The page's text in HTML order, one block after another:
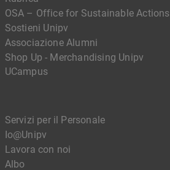
OSA – Office for Sustainable Actions
Sostieni Unipv
Associazione Alumni
Shop Up - Merchandising Unipv
UCampus
Servizi per il Personale
Io@Unipv
Lavora con noi
Albo